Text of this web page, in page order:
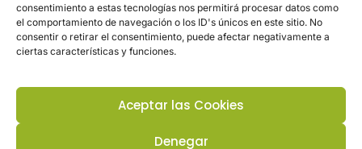
consentimiento a estas tecnologías nos permitirá procesar datos como
el comportamiento de navegación o los ID's únicos en este sitio. No
consentir o retirar el consentimiento, puede afectar negativamente a
ciertas características y funciones.
Aceptar las Cookies
Denegar